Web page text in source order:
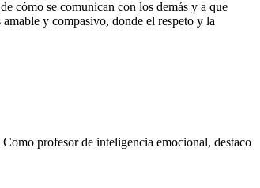
cómo se comunican con los demás y a que
y compasivo, donde el respeto y la
profesor de inteligencia emocional, destaco